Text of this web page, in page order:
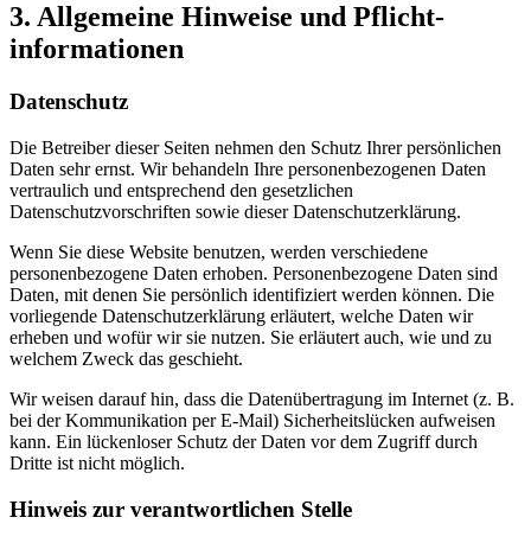
3. Allgemeine Hinweise und Pflicht­
informationen
Datenschutz
Die Betreiber dieser Seiten nehmen den Schutz Ihrer persönlichen
Daten sehr ernst. Wir behandeln Ihre personenbezogenen Daten
vertraulich und entsprechend den gesetzlichen
Datenschutzvorschriften sowie dieser Datenschutzerklärung.
Wenn Sie diese Website benutzen, werden verschiedene
personenbezogene Daten erhoben. Personenbezogene Daten sind
Daten, mit denen Sie persönlich identifiziert werden können. Die
vorliegende Datenschutzerklärung erläutert, welche Daten wir
erheben und wofür wir sie nutzen. Sie erläutert auch, wie und zu
welchem Zweck das geschieht.
Wir weisen darauf hin, dass die Datenübertragung im Internet (z. B.
bei der Kommunikation per E-Mail) Sicherheitslücken aufweisen
kann. Ein lückenloser Schutz der Daten vor dem Zugriff durch
Dritte ist nicht möglich.
Hinweis zur verantwortlichen Stelle